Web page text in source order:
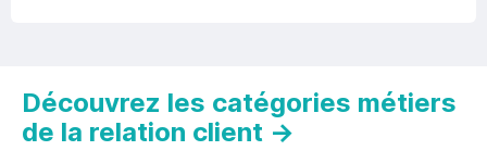
Découvrez les catégories métiers
de la relation client →